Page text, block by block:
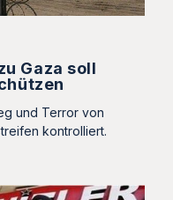
Gaza soll
und Terror von
kontrolliert.